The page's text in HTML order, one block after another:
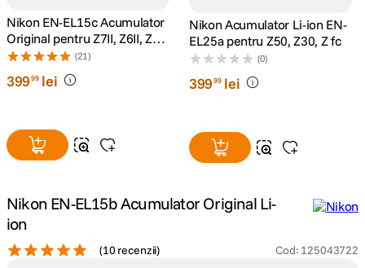
9. dji mic mini
10. dji osmo pocket 4
Nikon EN-EL15c Acumulator
Original pentru Z7II, Z6II, Z5,
Z6, Z7, D850, D780
(21)
39999 lei
Nikon Acumulator Li-ion EN-
EL25a pentru Z50, Z30, Z fc
(0)
39999 lei
Nikon EN-EL15b Acumulator Original Li-
ion
(10 recenzii) Cod: 125043722